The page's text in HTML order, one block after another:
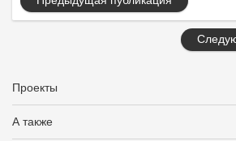
Проекты
А также